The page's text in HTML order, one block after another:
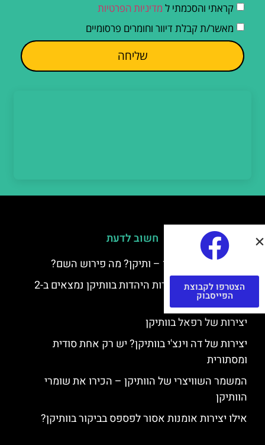
קראתי והסכמתי ל מדיניות הפרטיות
מאשר/ת קבלת דיוור וחומרים פרסומיים
שליחה
חשוב לדעת
למה קוראים לוותיקן – ותיקן? מה פירוש השם?
כתב יד ותיקן – אוצרות היהדות בוותיקן נמצאים ב-2
כתבי יד עתיקים
יצירות של רפאל בוותיקן
יצירות של דה וינצ'י בוותיקן? יש רק אחת סודית
ומסתורית
המשמר השוויצרי של הוותיקן – הכירו את שומרי
הוותיקן
אילו יצירות אומנות אסור לפספס בביקור בוותיקן?
הצטרפו לקבוצת
הפייסבוק